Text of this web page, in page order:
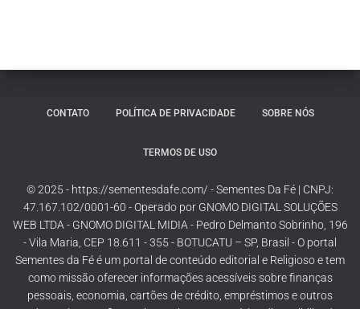
CONTATO POLÍTICA DE PRIVACIDADE SOBRE NÓS
TERMOS DE USO
© 2025 - https://sementesdafe.com/ - Sementes Da Fé | CNPJ:
47.167.102/0001-60 - Operado por GNOMO DIGITAL SOLUÇÕES
WEB LTDA - GNOMO DIGITAL MIDIA - Pedro Delmanto Sobrinho, 196
- Vila Maria, CEP 18.611 - 355 - BOTUCATU – SP, Brasil - O portal
Sementes da Fé é um portal de conteúdo editorial e Religioso e tem
como missão oferecer informações acessíveis sobre finanças
pessoais, economia, cartões de crédito, empréstimos e outros